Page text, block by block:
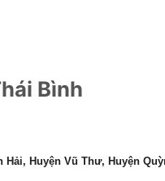
Bình
Hải, Huyện Vũ Thư, Huyện